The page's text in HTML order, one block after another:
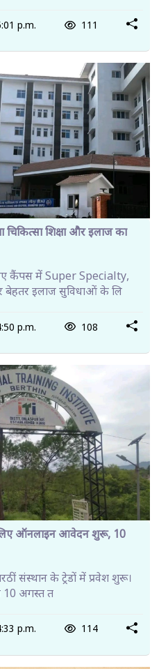
p.m. 111
शिक्षा और इलाज का
कैंपस में Super Specialty,
इलाज सुविधाओं के लि
p.m. 108
ऑनलाइन आवेदन शुरू, 10
संस्थान के ट्रेडों में प्रवेश शुरू।
अगस्त त
p.m. 114